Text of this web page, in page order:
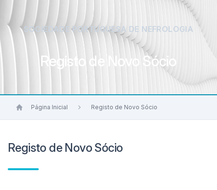
SOCIEDADE PORTUGUESA DE NEFROLOGIA
Registo de Novo Sócio
Página Inicial Registo de Novo Sócio
Registo de Novo Sócio